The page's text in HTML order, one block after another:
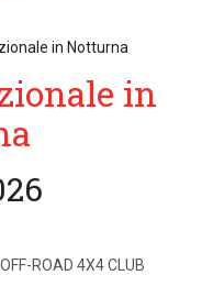
in Notturna
in
ROAD 4X4 CLUB